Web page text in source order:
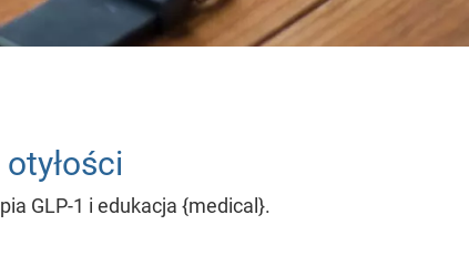
GLP-1 i edukacja {medical}.